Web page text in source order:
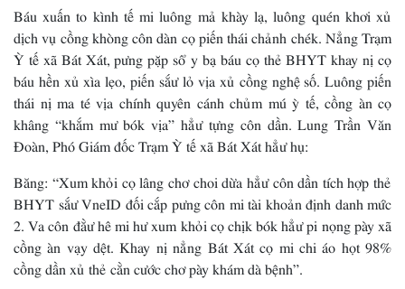
Báu xuấn to kình tế mi luông mả khày lạ, luông quén khơi xủ
dịch vụ cồng khòng côn dàn cọ piến thái chảnh chék. Nẳng Trạm
Ỳ tế xã Bát Xát, pưng pặp sổ y bạ báu cọ thẻ BHYT khay nị cọ
báu hền xủ xìa lẹo, piến sắư lỏ vịa xủ cồng nghệ số. Luông piến
thái nị ma té vịa chính quyên cánh chủm mú ỳ tế, cồng àn cọ
khâng “khắm mư bók vịa” hẳư tựng côn dần. Lung Trần Văn
Đoàn, Phó Giám đốc Trạm Ỳ tế xã Bát Xát hẳư hụ:
Băng: “Xum khỏi cọ lâng chơ choi dừa hẳư côn dần tích hợp thẻ
BHYT sắư VneID đối cắp pưng côn mi tài khoản định danh mức
2. Va côn đằư hê mi hư xum khỏi cọ chịk bók hẳư pi nọng pày xã
cồng àn vạy dệt. Khay nị nẳng Bát Xát cọ mi chi áo họt 98%
cồng dần xủ thẻ cằn cước chơ pày khám dà bệnh”.